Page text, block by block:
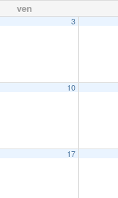
ven
3
10
17